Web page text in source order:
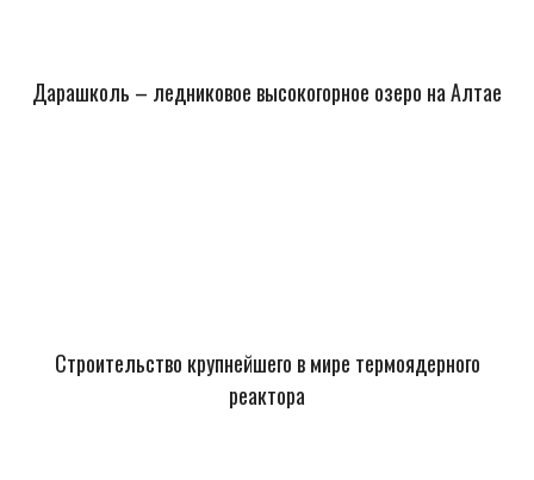
Дарашколь – ледниковое высокогорное озеро на Алтае
Строительство крупнейшего в мире термоядерного
реактора